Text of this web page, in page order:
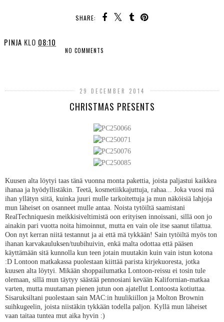
SHARE:
PINJA KLO 08:10
NO COMMENTS
29 DECEMBER 2014
CHRISTMAS PRESENTS
Kuusen alta löytyi taas tänä vuonna monta pakettia, joista paljastui kaikkea
ihanaa ja hyödyllistäkin. Teetä, kosmetiikkajuttuja, rahaa... Joka vuosi mä
ihan yllätyn siitä, kuinka juuri mulle tarkoitettuja ja mun näköisiä lahjoja
mun läheiset on osanneet mulle antaa. Noista tytöiltä saamistani
RealTechniquesin meikkisiveltimistä oon erityisen innoissani, sillä oon jo
ainakin pari vuotta noita himoinnut, mutta en vain ole itse saanut tilattua.
Oon nyt kerran niitä testannut ja ai että mä tykkään! Sain tytöiltä myös ton
ihanan karvakauluksen/tuubihuivin, enkä malta odottaa että pääsen
käyttämään sitä kunnolla kun teen jotain muutakin kuin vain istun kotona
:D Lontoon matkakassa puolestaan kiittää parista kirjekuoresta, jotka
kuusen alta löytyi. Mikään shoppailumatka Lontoon-reissu ei tosin tule
olemaan, sillä mun täytyy säästää pennosiani kevään Kalifornian-matkaa
varten, mutta muutaman pienen jutun oon ajatellut Lontoosta kotiuttaa.
Sisaruksiltani puolestaan sain MAC:in huulikiillon ja Molton Brownin
suihkugeelin, joista niistäkin tykkään todella paljon. Kyllä mun läheiset
vaan taitaa tuntea mut aika hyvin :)